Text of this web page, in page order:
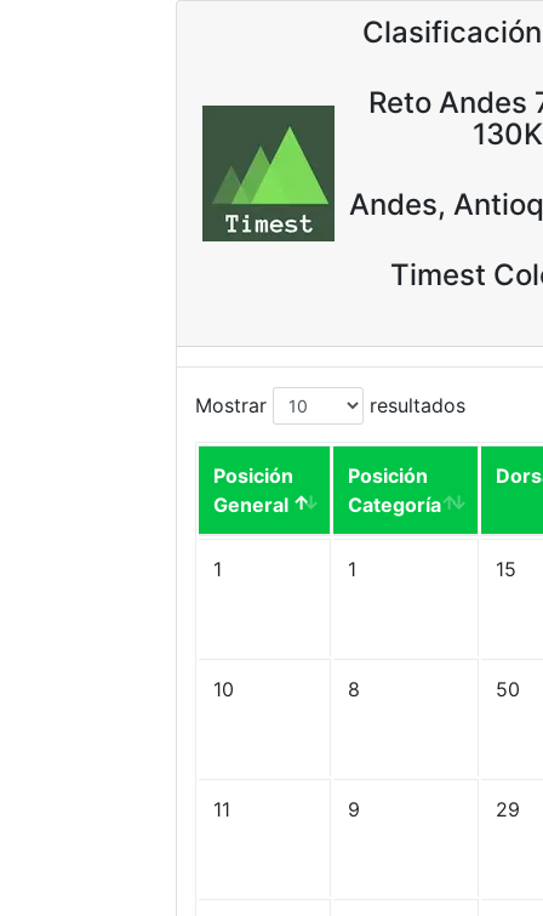
Reto Andes
130K
Andes,
Timest
Mostrar resultados
Posición
General
Posición
Categoría
1 1 15
10 8 50
11 9 29